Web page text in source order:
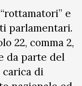
e
parlamentari.
22, comma 2,
da parte del
di